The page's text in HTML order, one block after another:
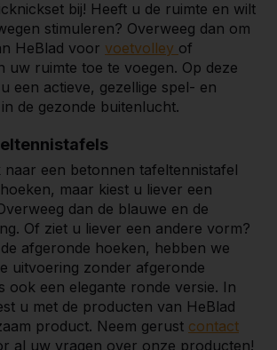
bij! Heeft u de ruimte en wilt
stimuleren? Overweeg dan om
HeBlad voor voetvolley of
uw ruimte toe te voegen. Op deze
een actieve, gezellige spel- en
de gezonde buitenlucht.
een betonnen tafeltennistafel
maar kiest u liever een
dan de blauwe en de
Of ziet u liever een andere vorm?
afgeronde hoeken, hebben we
uitvoering zonder afgeronde
ook een elegante ronde versie. In
u met de producten van HeBlad
product. Neem gerust contact
al uw vragen over onze producten!